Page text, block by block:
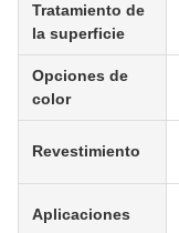
Tratamiento de
la superficie
Opciones de
color
Revestimiento
Aplicaciones